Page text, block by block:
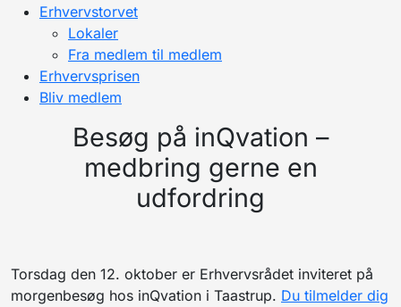
Erhvervstorvet
Lokaler
Fra medlem til medlem
Erhvervsprisen
Bliv medlem
Besøg på inQvation –
medbring gerne en
udfordring
Torsdag den 12. oktober er Erhvervsrådet inviteret på
morgenbesøg hos inQvation i Taastrup. Du tilmelder dig